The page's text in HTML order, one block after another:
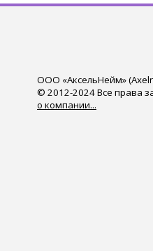
ООО «АксельНейм»
© 2012-2024 Все права
о компании...